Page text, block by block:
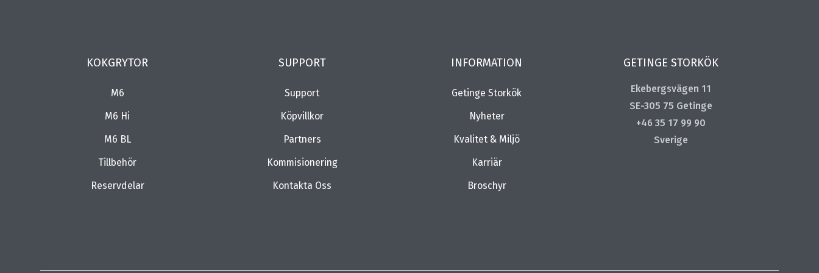
KOKGRYTOR
M6
M6 Hi
M6 BL
Tillbehör
Reservdelar
SUPPORT
Support
Köpvillkor
Partners
Kommisionering
Kontakta Oss
INFORMATION
Getinge Storkök
Nyheter
Kvalitet & Miljö
Karriär
Broschyr
GETINGE STORKÖK
Ekebergsvägen 11
SE-305 75 Getinge
+46 35 17 99 90
Sverige